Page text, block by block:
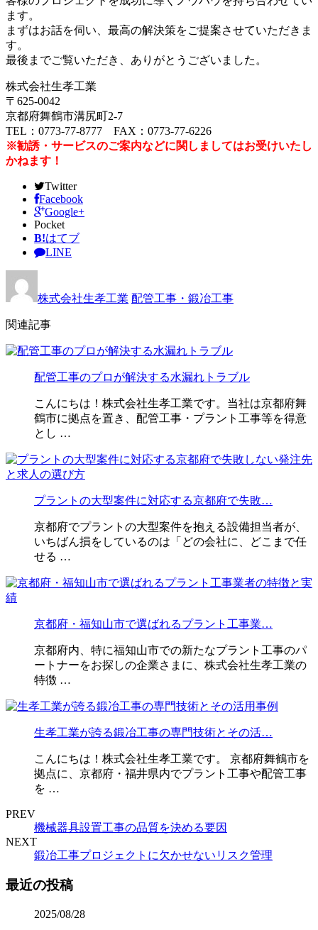
ます。
まずはお話を伺い、最高の解決策をご提案させていただきま
す。
最後までご覧いただき、ありがとうございました。
株式会社生孝工業
〒625-0042
京都府舞鶴市溝尻町2-7
TEL：0773-77-8777 FAX：0773-77-6226
※勧誘・サービスのご案内などに関しましてはお受けいたし
かねます！
Twitter
Facebook
Google+
Pocket
B!はてブ
LINE
株式会社生孝工業 配管工事・鍛冶工事
関連記事
配管工事のプロが解決する水漏れトラブル
こんにちは！株式会社生孝工業です。当社は京都府舞
鶴市に拠点を置き、配管工事・プラント工事等を得意
とし …
プラントの大型案件に対応する京都府で失敗…
京都府でプラントの大型案件を抱える設備担当者が、
いちばん損をしているのは「どの会社に、どこまで任
せる …
京都府・福知山市で選ばれるプラント工事業…
京都府内、特に福知山市での新たなプラント工事のパ
ートナーをお探しの企業さまに、株式会社生孝工業の
特徴 …
生孝工業が誇る鍛冶工事の専門技術とその活…
こんにちは！株式会社生孝工業です。 京都府舞鶴市を
拠点に、京都府・福井県内でプラント工事や配管工事
を …
PREV
機械器具設置工事の品質を決める要因
NEXT
鍛冶工事プロジェクトに欠かせないリスク管理
最近の投稿
2025/08/28